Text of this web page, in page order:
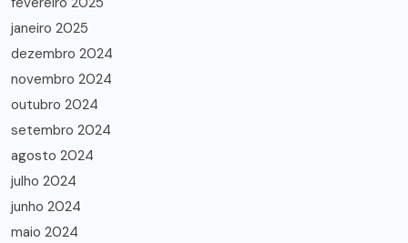
janeiro 2025
dezembro 2024
novembro 2024
outubro 2024
setembro 2024
agosto 2024
julho 2024
junho 2024
maio 2024